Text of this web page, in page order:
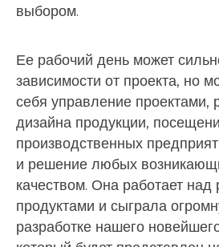
выбором.
Ее рабочий день может
зависимости от проекта, но
себя управление проектами,
дизайна продукции,
производственных
и решение любых
качеством. Она работает
продуктами и сыграла
разработке нашего